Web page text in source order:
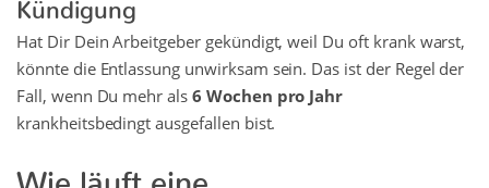
Kündigung
Hat Dir Dein Arbeitgeber gekündigt, weil Du oft krank warst,
könnte die Entlassung unwirksam sein. Das ist der Regel der
Fall, wenn Du mehr als 6 Wochen pro Jahr
krankheitsbedingt ausgefallen bist.
Wie läuft eine